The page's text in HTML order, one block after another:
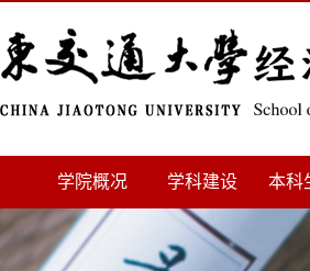
学院概况 学科建设 本科